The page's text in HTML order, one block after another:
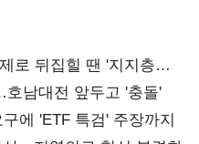
로 뒤집힐 땐 '지지층
남대전 앞두고 '충돌'
에 'ETF 특검' 주장까지